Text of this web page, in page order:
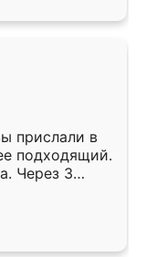
прислали в
подходящий.
Через 3
Остались